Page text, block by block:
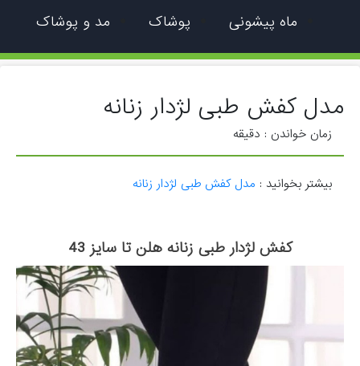
ماه پیشونی پوشاک مد و پوشاک
مدل کفش طبی لژدار زنانه
زمان خواندن : دقیقه
بیشتر بخوانید : مدل کفش طبی لژدار زنانه
کفش لژدار طبی زنانه هلن تا سایز 43